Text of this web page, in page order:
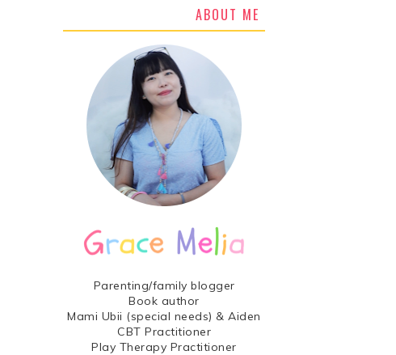
ABOUT ME
Parenting/family blogger
Book author
Mami Ubii (special needs) & Aiden
CBT Practitioner
Play Therapy Practitioner